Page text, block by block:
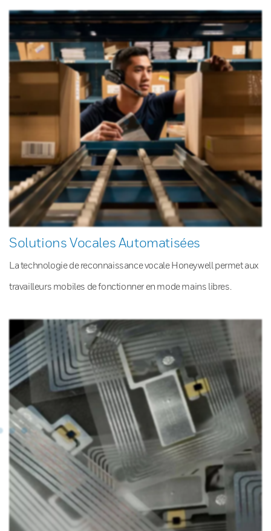
Solutions Vocales Automatisées
La technologie de reconnaissance vocale Honeywell permet aux
travailleurs mobiles de fonctionner en mode mains libres.